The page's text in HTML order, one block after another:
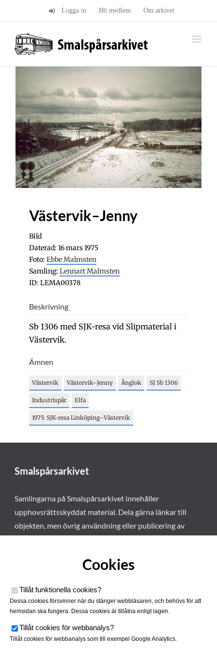
Logga in Bli medlem Om arkivet
Västervik–Jenny
Bild
Daterad: 16 mars 1975
Foto: Ebbe Malmsten
Samling: Lennart Malmsten
ID: LEMA00378
Beskrivning
Sb 1306 med SJK-resa vid Slipmaterial i
Västervik.
Ämnen
Västervik Västervik–Jenny Ånglok SJ Sb 1306
Industrispår Elfa
1975: SJK-resa Linköping–Västervik
Smalspårsarkivet
Samlingarna på Smalspårsarkivet innehåller
upphovsrättsskyddat material. Dela gärna länkar till
objekten, men övrig användning eller publicering av
Cookies
Tillåt funktionella cookies?
Dessa cookies försvinner när du stänger webbläsaren, och behövs för att
hemsidan ska fungera. Dessa cookies är tillåtna enligt lagen.
Tillåt cookies för webbanalys?
Tillåt cookies för webbanalys som till exempel Google Analytics.